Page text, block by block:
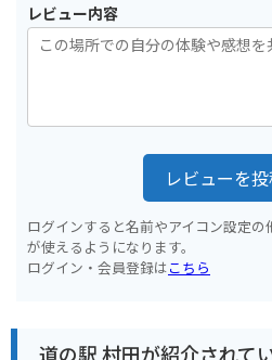
レビュー内容
レビューを
ログインすると名前やアイコン設定
が使えるようになります。
ログイン・会員登録はこちら
道の駅 村田が紹介されて